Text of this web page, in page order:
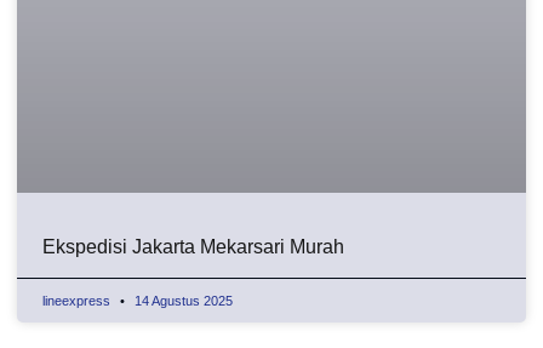
Ekspedisi Jakarta Mekarsari Murah
lineexpress 14 Agustus 2025